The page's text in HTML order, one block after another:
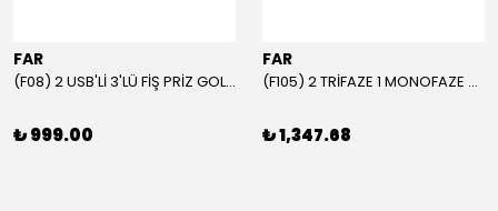
FAR
(F08) 2 USB'Lİ 3'LÜ FİŞ PRİZ GOLYAT
₺ 999.00
FAR
(F105) 2 TRİFAZE 1 MONOFAZE GRUP PRİZ
₺ 1,347.68